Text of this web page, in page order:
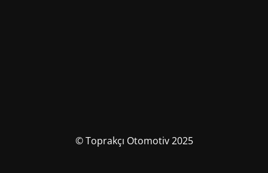
© Toprakçı Otomotiv 2025